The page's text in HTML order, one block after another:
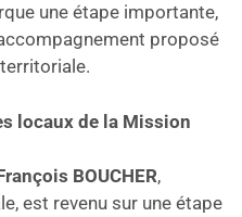
une étape importante,
proposé
locaux de la Mission
BOUCHER,
est revenu sur une étape